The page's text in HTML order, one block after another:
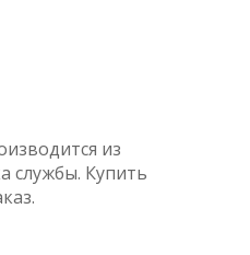
из
службы. Купить